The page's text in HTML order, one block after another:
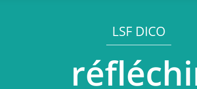
LSF DICO